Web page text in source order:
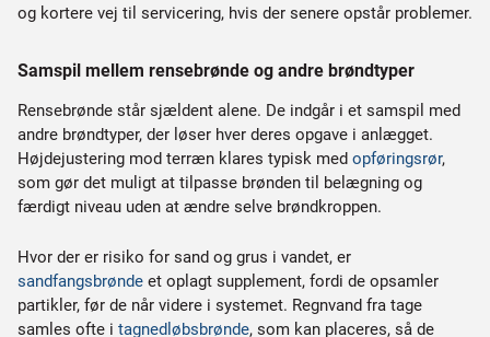
og kortere vej til servicering, hvis der senere opstår problemer.
Samspil mellem rensebrønde og andre brøndtyper
Rensebrønde står sjældent alene. De indgår i et samspil med
andre brøndtyper, der løser hver deres opgave i anlægget.
Højdejustering mod terræn klares typisk med opføringsrør,
som gør det muligt at tilpasse brønden til belægning og
færdigt niveau uden at ændre selve brøndkroppen.
Hvor der er risiko for sand og grus i vandet, er
sandfangsbrønde et oplagt supplement, fordi de opsamler
partikler, før de når videre i systemet. Regnvand fra tage
samles ofte i tagnedløbsbrønde, som kan placeres, så de